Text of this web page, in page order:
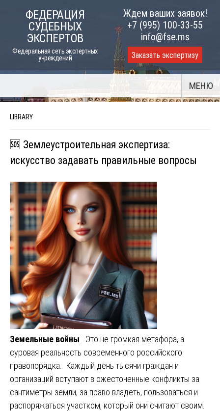
ФЕДЕРАЦИЯ
СУДЕБНЫХ
ЭКСПЕРТОВ
Федеральная сеть экспертных
учреждений
Ждем ваших заявок!
+7 (995) 100-33-55
info@fse.ms
Заказать экспертизу
МЕНЮ
LIBRARY
🆘 Землеустроительная экспертиза:
искусство задавать правильные вопросы
Земельные войны . Это не громкая метафора, а
суровая реальность современного российского
правопорядка. Каждый день тысячи граждан и
организаций вступают в ожесточенные конфликты за
сантиметры земли, за право владеть, пользоваться и
распоряжаться участком, который они считают своим.